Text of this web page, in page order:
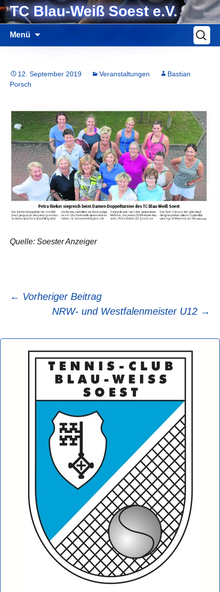
Zum
InhaltTC Blau-Weiß Soest e.V.
Menü
nach:
12. September 2019 Veranstaltungen
Bastian
Porsch
Quelle: Soester Anzeiger
Beitragsnavigation
← Vorheriger Beitrag
NRW- und Westfalenmeister U12 →